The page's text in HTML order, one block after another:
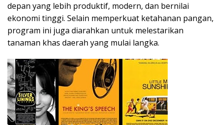
depan yang lebih produktif, modern, dan bernilai
ekonomi tinggi. Selain memperkuat ketahanan pangan,
program ini juga diarahkan untuk melestarikan
tanaman khas daerah yang mulai langka.